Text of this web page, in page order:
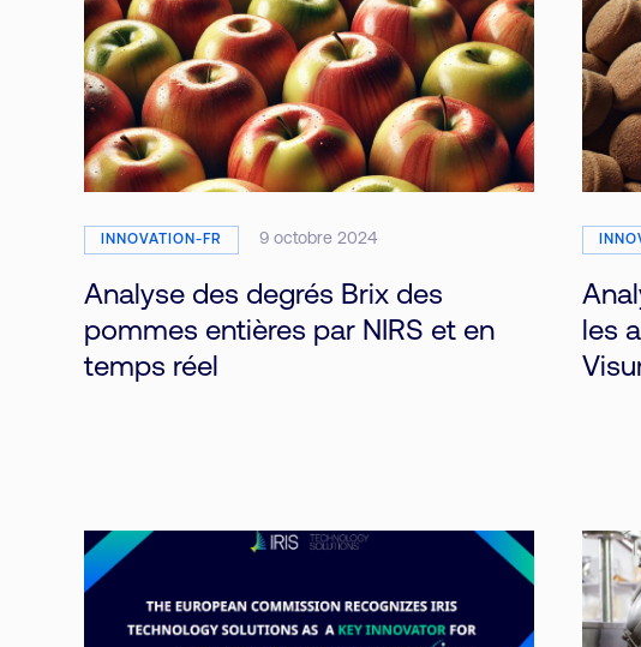
INNOVATION-FR 9 octobre 2024
Analyse des degrés Brix des
pommes entières par NIRS et en
temps réel
les